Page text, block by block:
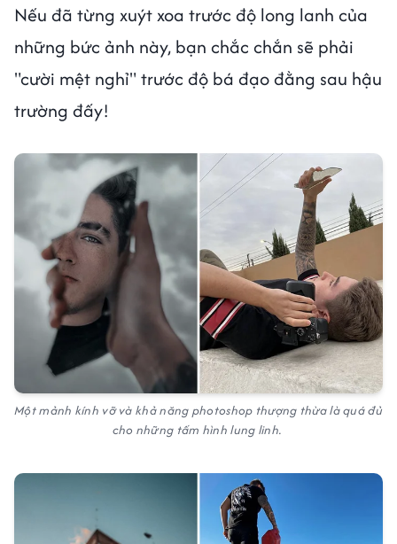
Nếu đã từng xuýt xoa trước độ long lanh của
những bức ảnh này, bạn chắc chắn sẽ phải
"cười mệt nghỉ" trước độ bá đạo đằng sau hậu
trường đấy!
Một mảnh kính vỡ và khả năng photoshop thượng thừa là quá đủ
cho những tấm hình lung linh.